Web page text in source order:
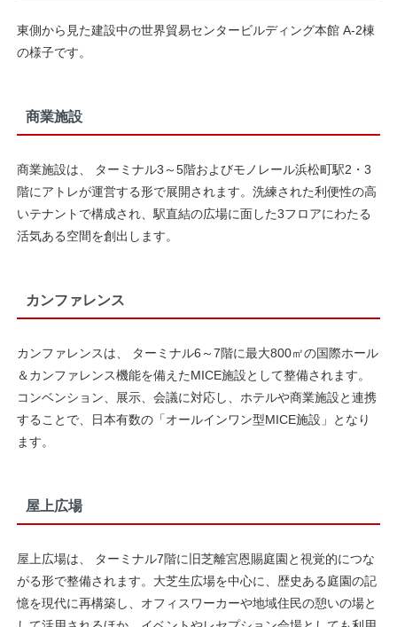
東側から見た建設中の世界貿易センタービルディング本館 A-2棟
の様子です。
商業施設
商業施設は、 ターミナル3～5階およびモノレール浜松町駅2・3
階にアトレが運営する形で展開されます。洗練された利便性の高
いテナントで構成され、駅直結の広場に面した3フロアにわたる
活気ある空間を創出します。
カンファレンス
カンファレンスは、 ターミナル6～7階に最大800㎡の国際ホール
＆カンファレンス機能を備えたMICE施設として整備されます。
コンベンション、展示、会議に対応し、ホテルや商業施設と連携
することで、日本有数の「オールインワン型MICE施設」となり
ます。
屋上広場
屋上広場は、 ターミナル7階に旧芝離宮恩賜庭園と視覚的につな
がる形で整備されます。大芝生広場を中心に、歴史ある庭園の記
憶を現代に再構築し、オフィスワーカーや地域住民の憩いの場と